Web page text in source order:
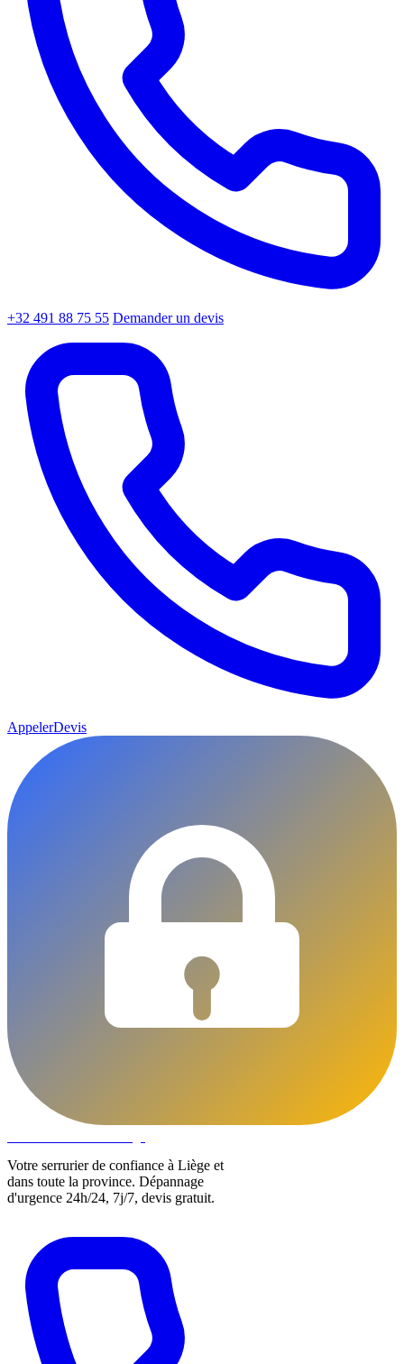
+32 491 88 75 55 Demander un devis
AppelerDevis
Votre serrurier de confiance à Liège et
dans toute la province. Dépannage
d'urgence 24h/24, 7j/7, devis gratuit.